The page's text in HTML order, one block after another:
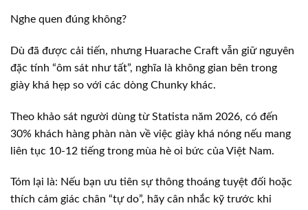
Nghe quen đúng không?
Dù đã được cải tiến, nhưng Huarache Craft vẫn giữ nguyên
đặc tính “ôm sát như tất”, nghĩa là không gian bên trong
giày khá hẹp so với các dòng Chunky khác.
Theo khảo sát người dùng từ Statista năm 2026, có đến
30% khách hàng phàn nàn về việc giày khá nóng nếu mang
liên tục 10-12 tiếng trong mùa hè oi bức của Việt Nam.
Tóm lại là: Nếu bạn ưu tiên sự thông thoáng tuyệt đối hoặc
thích cảm giác chân “tự do”, hãy cân nhắc kỹ trước khi